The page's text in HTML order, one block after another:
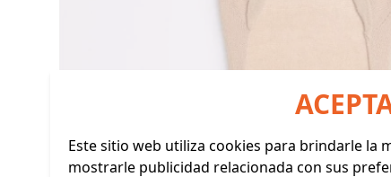
Este sitio web utiliza cookies para brindarle la
mostrarle publicidad relacionada con sus